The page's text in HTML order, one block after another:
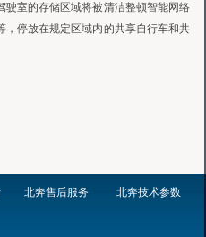
室的存储区域将被清洁整顿智能网络
停放在规定区域内的共享自行车和共
北奔售后服务
北奔技术参数